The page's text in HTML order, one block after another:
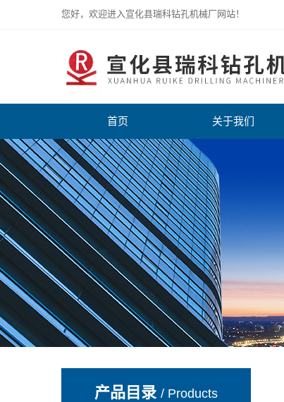
您好，欢迎进入宣化县瑞科钻孔机械厂网站！
宣化县瑞科钻孔机械厂
首页 关于我们
产品目录/ Products